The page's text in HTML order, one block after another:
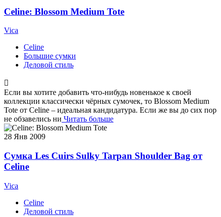
Celine: Blossom Medium Tote
Vica
Celine
Большие сумки
Деловой стиль
Если вы хотите добавить что-нибудь новенькое к своей
коллекции классически чёрных сумочек, то Blossom Medium
Tote от Celine – идеальная кандидатура. Если же вы до сих пор
не обзавелись ни Читать больше
28 Янв 2009
Сумка Les Cuirs Sulky Tarpan Shoulder Bag от
Celine
Vica
Celine
Деловой стиль